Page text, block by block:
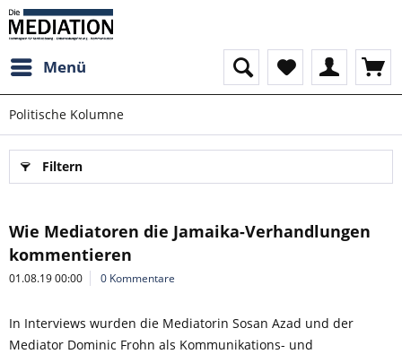
Menü
Politische Kolumne
Filtern
Wie Mediatoren die Jamaika-Verhandlungen
kommentieren
01.08.19 00:00 0 Kommentare
In Interviews wurden die Mediatorin Sosan Azad und der
Mediator Dominic Frohn als Kommunikations- und